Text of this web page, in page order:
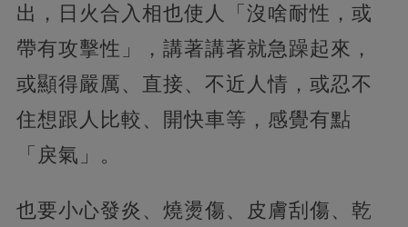
出，日火合入相也使人「沒啥耐性，或
帶有攻擊性」，講著講著就急躁起來，
或顯得嚴厲、直接、不近人情，或忍不
住想跟人比較、開快車等，感覺有點
「戾氣」。
也要小心發炎、燒燙傷、皮膚刮傷、乾